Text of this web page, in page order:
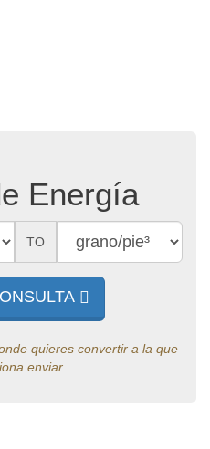
Energía
TO
quieres convertir a la que
enviar